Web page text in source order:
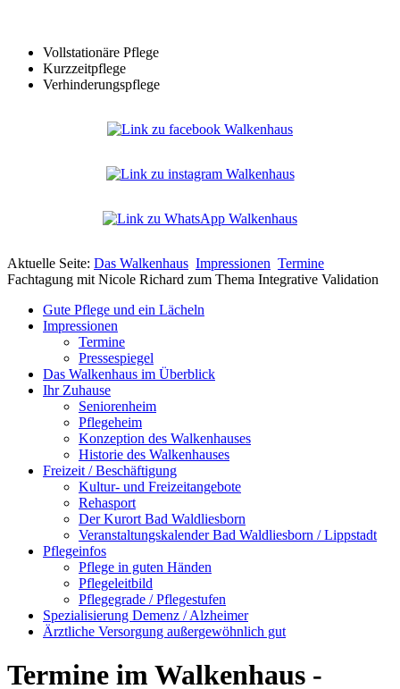
Vollstationäre Pflege
Kurzzeitpflege
Verhinderungspflege
Aktuelle Seite: Das Walkenhaus Impressionen Termine
Fachtagung mit Nicole Richard zum Thema Integrative Validation
Gute Pflege und ein Lächeln
Impressionen
Termine
Pressespiegel
Das Walkenhaus im Überblick
Ihr Zuhause
Seniorenheim
Pflegeheim
Konzeption des Walkenhauses
Historie des Walkenhauses
Freizeit / Beschäftigung
Kultur- und Freizeitangebote
Rehasport
Der Kurort Bad Waldliesborn
Veranstaltungskalender Bad Waldliesborn / Lippstadt
Pflegeinfos
Pflege in guten Händen
Pflegeleitbild
Pflegegrade / Pflegestufen
Spezialisierung Demenz / Alzheimer
Ärztliche Versorgung außergewöhnlich gut
Termine im Walkenhaus -